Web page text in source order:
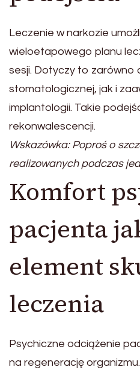
Leczenie w narkozie
wieloetapowego planu
sesji. Dotyczy to zarówno
stomatologicznej, jak i
implantologii. Takie
rekonwalescencji.
Wskazówka: Poproś o
realizowanych podczas
Komfort
pacjenta
element
leczenia
Psychiczne odciążenie
na regenerację